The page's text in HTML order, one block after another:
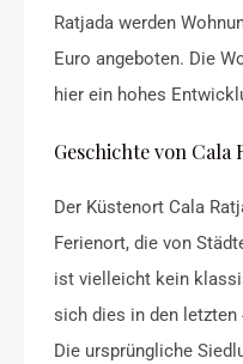
Ratjada werden
Euro angeboten. Die
hier ein hohes
Geschichte von Cala
Der Küstenort Cala
Ferienort, die von
ist vielleicht kein
sich dies in den letzten
Die ursprüngliche